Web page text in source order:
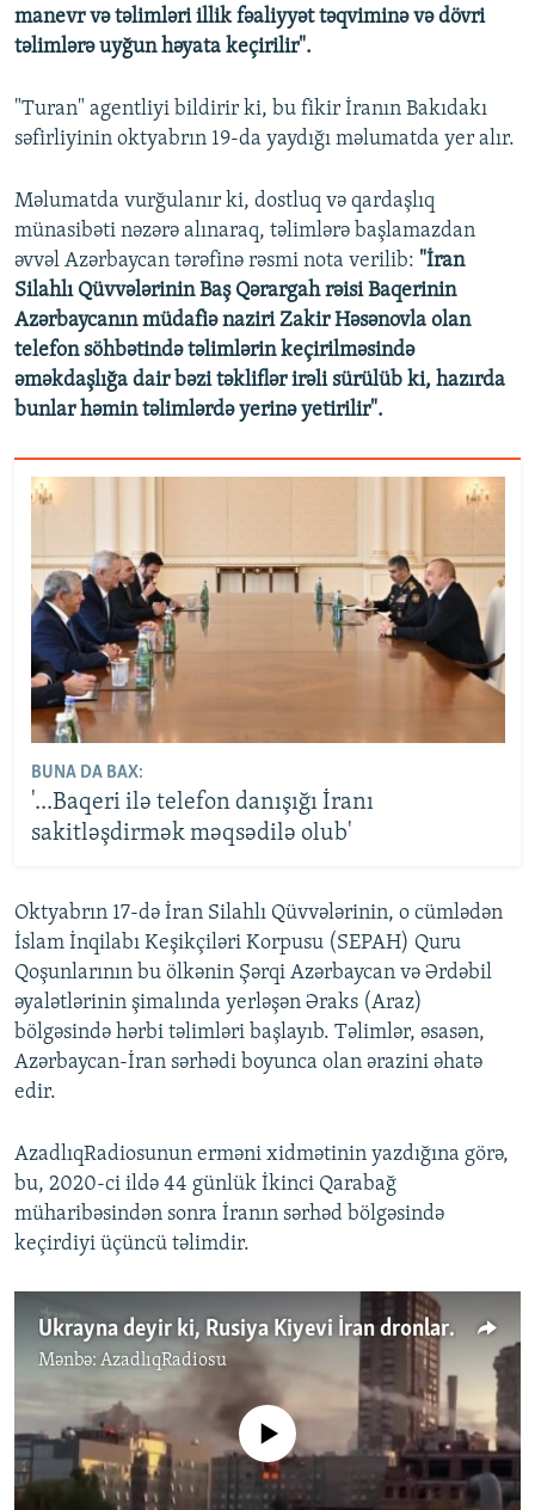
manevr və təlimləri illik fəaliyyət təqviminə və dövri
təlimlərə uyğun həyata keçirilir".
"Turan" agentliyi bildirir ki, bu fikir İranın Bakıdakı
səfirliyinin oktyabrın 19-da yaydığı məlumatda yer alır.
Məlumatda vurğulanır ki, dostluq və qardaşlıq
münasibəti nəzərə alınaraq, təlimlərə başlamazdan
əvvəl Azərbaycan tərəfinə rəsmi nota verilib: "İran
Silahlı Qüvvələrinin Baş Qərargah rəisi Baqerinin
Azərbaycanın müdafiə naziri Zakir Həsənovla olan
telefon söhbətində təlimlərin keçirilməsində
əməkdaşlığa dair bəzi təkliflər irəli sürülüb ki, hazırda
bunlar həmin təlimlərdə yerinə yetirilir".
BUNA DA BAX:
'...Baqeri ilə telefon danışığı İranı
sakitləşdirmək məqsədilə olub'
Oktyabrın 17-də İran Silahlı Qüvvələrinin, o cümlədən
İslam İnqilabı Keşikçiləri Korpusu (SEPAH) Quru
Qoşunlarının bu ölkənin Şərqi Azərbaycan və Ərdəbil
əyalətlərinin şimalında yerləşən Əraks (Araz)
bölgəsində hərbi təlimləri başlayıb. Təlimlər, əsasən,
Azərbaycan-İran sərhədi boyunca olan ərazini əhatə
edir.
AzadlıqRadiosunun erməni xidmətinin yazdığına görə,
bu, 2020-ci ildə 44 günlük İkinci Qarabağ
müharibəsindən sonra İranın sərhəd bölgəsində
keçirdiyi üçüncü təlimdir.
Ukrayna deyir ki, Rusiya Kiyevi İran dronları ilə vurub
Mənbə: AzadlıqRadiosu
No media source currently available